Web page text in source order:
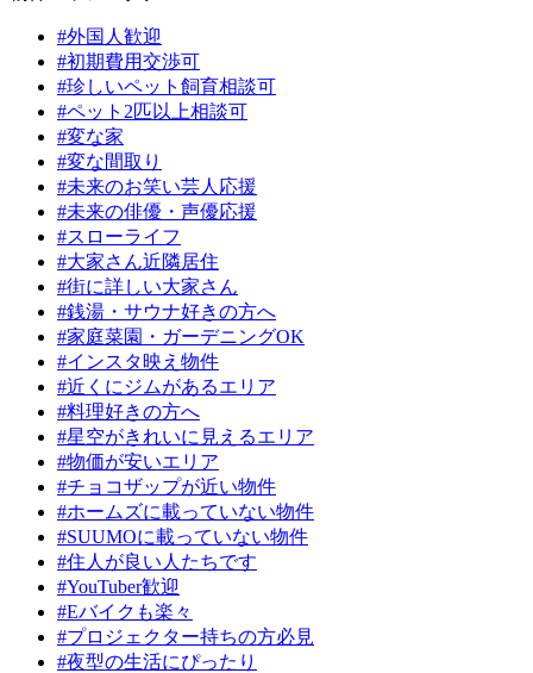
#外国人歓迎
#初期費用交渉可
#珍しいペット飼育相談可
#ペット2匹以上相談可
#変な家
#変な間取り
#未来のお笑い芸人応援
#未来の俳優・声優応援
#スローライフ
#大家さん近隣居住
#街に詳しい大家さん
#銭湯・サウナ好きの方へ
#家庭菜園・ガーデニングOK
#インスタ映え物件
#近くにジムがあるエリア
#料理好きの方へ
#星空がきれいに見えるエリア
#物価が安いエリア
#チョコザップが近い物件
#ホームズに載っていない物件
#SUUMOに載っていない物件
#住人が良い人たちです
#YouTuber歓迎
#Eバイクも楽々
#プロジェクター持ちの方必見
#夜型の生活にぴったり